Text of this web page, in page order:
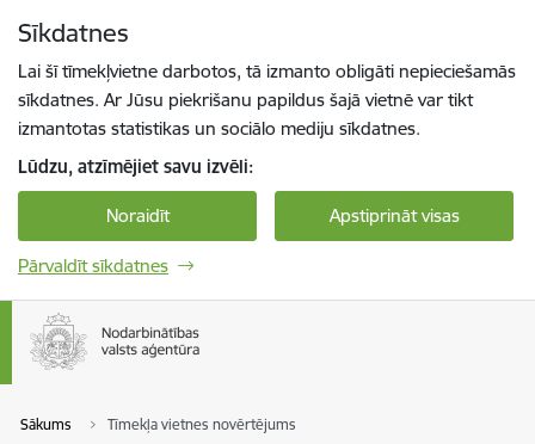
Sīkdatnes
Lai šī tīmekļvietne darbotos, tā izmanto obligāti nepieciešamās
sīkdatnes. Ar Jūsu piekrišanu papildus šajā vietnē var tikt
izmantotas statistikas un sociālo mediju sīkdatnes.
Lūdzu, atzīmējiet savu izvēli:
Noraidīt Apstiprināt visas
Pārvaldīt sīkdatnes
Sākums Tīmekļa vietnes novērtējums